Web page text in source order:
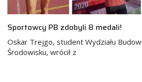
Sportowcy PB zdobyli 8 medali!
Oskar Trejgo, student Wydziału
Środowisku, wrócił z